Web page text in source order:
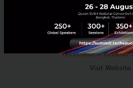
Privacy Policy
ส่งบทความ
Techsauce Global
Visit Website